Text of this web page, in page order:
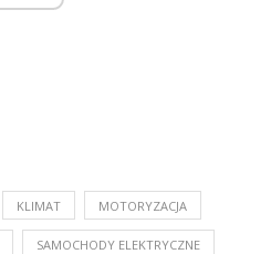
KLIMAT MOTORYZACJA
SAMOCHODY ELEKTRYCZNE